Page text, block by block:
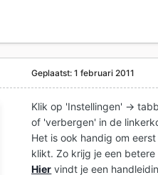
Geplaatst:1 februari 2011
Klik op 'Instellingen' ->
of 'verbergen' in de
Het is ook handig om
klikt. Zo krijg je een
Hier vindt je een